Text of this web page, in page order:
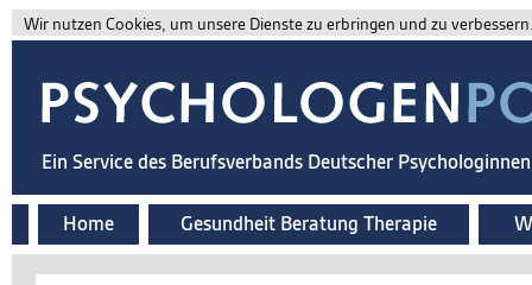
Wir nutzen Cookies, um unsere Dienste zu erbringen und zu
Ein Service des Berufsverbands Deutscher
Home Gesundheit Beratung Therapie